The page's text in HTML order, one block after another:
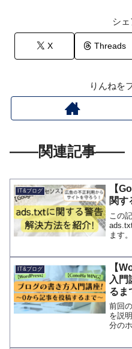
シェ
X Threads
りんねを
――関連記事――
IT&ブログ
【
関す
この
ます
告設
ひ皆
IT&ブログ
【
入門
るま
前回
を説
分の